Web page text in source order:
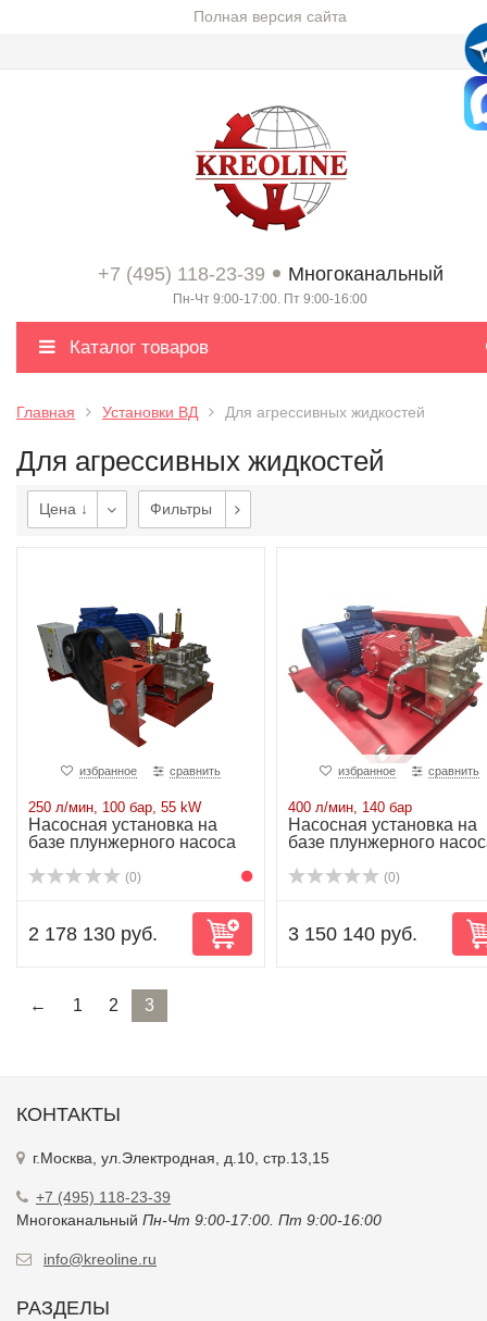
Полная версия сайта
+7 (495) 118-23-39 Многоканальный
Пн-Чт 9:00-17:00. Пт 9:00-16:00
Каталог товаров
Главная Установки ВД Для агрессивных жидкостей
Для агрессивных жидкостей
Цена ↓ Фильтры
избранное сравнить
250 л/мин, 100 бар, 55 kW
Насосная установка на
базе плунжерного насоса
(0)
2 178 130 руб.
избранное сравнить
400 л/мин, 140 бар
Насосная установка на
базе плунжерного
(0)
3 150 140 руб.
← 1 2 3
КОНТАКТЫ
г.Москва, ул.Электродная, д.10, стр.13,15
+7 (495) 118-23-39
Многоканальный Пн-Чт 9:00-17:00. Пт 9:00-16:00
info@kreoline.ru
РАЗДЕЛЫ